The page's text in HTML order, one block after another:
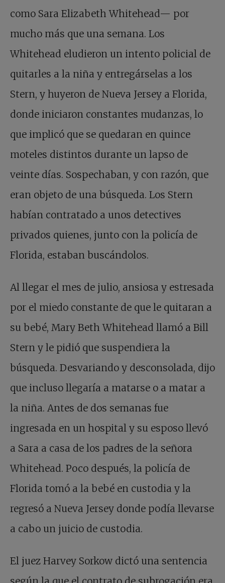
como Sara Elizabeth Whitehead— por
mucho más que una semana. Los
Whitehead eludieron un intento policial de
quitarles a la niña y entregárselas a los
Stern, y huyeron de Nueva Jersey a Florida,
donde iniciaron constantes mudanzas, lo
que implicó que se quedaran en quince
moteles distintos durante un lapso de
veinte días. Sospechaban, y con razón, que
eran objeto de una búsqueda. Los Stern
habían contratado a unos detectives
privados quienes, junto con la policía de
Florida, estaban buscándolos.
Al llegar el mes de julio, ansiosa y estresada
por el miedo constante de que le quitaran a
su bebé, Mary Beth Whitehead llamó a Bill
Stern y le pidió que suspendiera la
búsqueda. Desvariando y desconsolada, dijo
que incluso llegaría a matarse o a matar a
la niña. Antes de dos semanas fue
ingresada en un hospital y su esposo llevó
a Sara a casa de los padres de la señora
Whitehead. Poco después, la policía de
Florida tomó a la bebé en custodia y la
regresó a Nueva Jersey donde podía llevarse
a cabo un juicio de custodia.
El juez Harvey Sorkow dictó una sentencia